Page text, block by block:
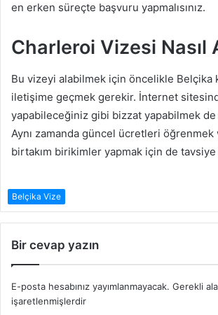
en erken süreçte başvuru yapmalısınız.
Charleroi Vizesi Nasıl
Bu vizeyi alabilmek için öncelikle Belçika
iletişime geçmek gerekir. İnternet
yapabileceğiniz gibi bizzat yapabilmek
Aynı zamanda güncel ücretleri öğrenmek
birtakım birikimler yapmak için de
Belçika Vize
Bir cevap yazın
E-posta hesabınız yayımlanmayacak. Gerekli
işaretlenmişlerdir